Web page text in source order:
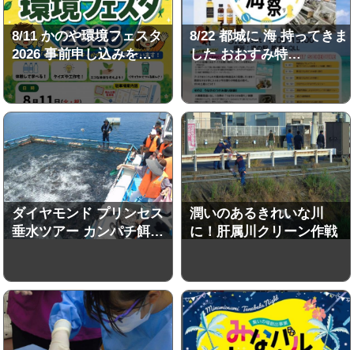
8/11 かのや環境フェスタ
2026 事前申し込みを…
8/22 都城に 海 持ってきま
した おおすみ特…
ダイヤモンド プリンセス
垂水ツアー カンパチ餌…
潤いのあるきれいな川
に！肝属川クリーン作戦